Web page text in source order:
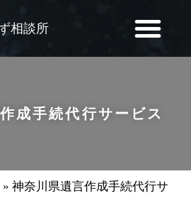
相談所
成手続代行サービス
» 神奈川県遺言作成手続代行サ